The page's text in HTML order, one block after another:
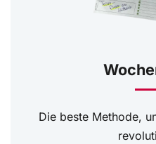
Die beste Methode,